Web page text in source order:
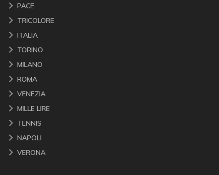
PACE
TRICOLORE
ITALIA
TORINO
MILANO
ROMA
VENEZIA
MILLE LIRE
TENNIS
NAPOLI
VERONA